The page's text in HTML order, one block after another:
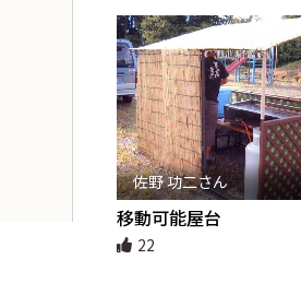
佐野 功二さん
移動可能屋台
22